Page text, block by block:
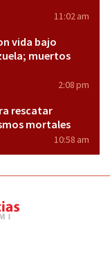
11:02 am
vida bajo
muertos
2:08 pm
rescatar
mortales
10:58 am